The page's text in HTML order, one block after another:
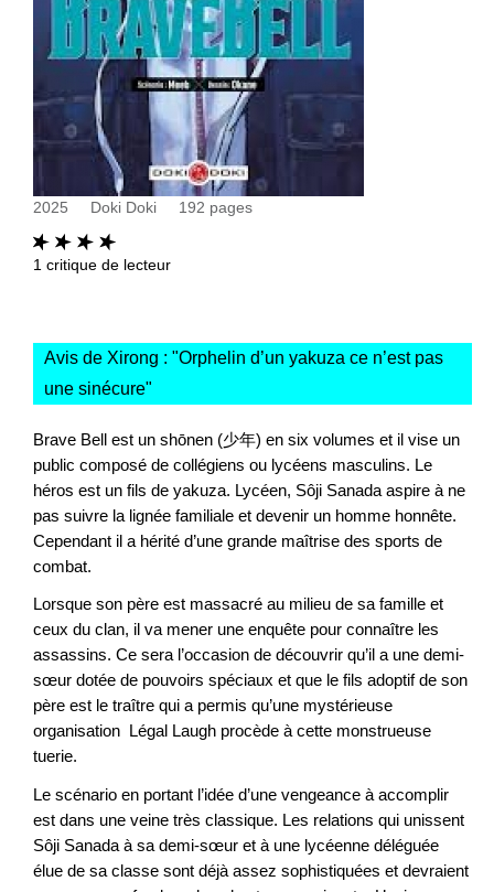
2025 Doki Doki 192 pages
1 critique de lecteur
Avis de Xirong : "Orphelin d’un yakuza ce n’est pas
une sinécure"
Brave Bell est un shōnen (少年) en six volumes et il vise un
public composé de collégiens ou lycéens masculins. Le
héros est un fils de yakuza. Lycéen, Sôji Sanada aspire à ne
pas suivre la lignée familiale et devenir un homme honnête.
Cependant il a hérité d’une grande maîtrise des sports de
combat.
Lorsque son père est massacré au milieu de sa famille et
ceux du clan, il va mener une enquête pour connaître les
assassins. Ce sera l’occasion de découvrir qu’il a une demi-
sœur dotée de pouvoirs spéciaux et que le fils adoptif de son
père est le traître qui a permis qu’une mystérieuse
organisation Légal Laugh procède à cette monstrueuse
tuerie.
Le scénario en portant l’idée d’une vengeance à accomplir
est dans une veine très classique. Les relations qui unissent
Sôji Sanada à sa demi-sœur et à une lycéenne déléguée
élue de sa classe sont déjà assez sophistiquées et devraient